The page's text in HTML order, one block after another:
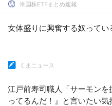
米国株ETFまとめ速報
女体盛りに興奮する奴ってい
くまニュース
江戸前寿司職人「サーモン
ってるんだ！』と言いたい気